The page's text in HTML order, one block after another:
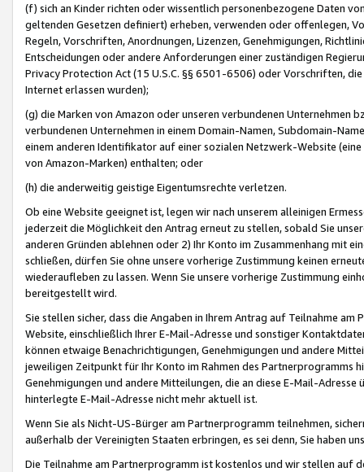
(f) sich an Kinder richten oder wissentlich personenbezogene Daten
geltenden Gesetzen definiert) erheben, verwenden oder offenlegen,
Regeln, Vorschriften, Anordnungen, Lizenzen, Genehmigungen,
Entscheidungen oder andere Anforderungen einer zuständigen
Privacy Protection Act (15 U.S.C. §§ 6501-6506) oder Vorschriften,
Internet erlassen wurden);
(g) die Marken von Amazon oder unseren verbundenen Unternehmen
verbundenen Unternehmen in einem Domain-Namen, Subdomain-
einem anderen Identifikator auf einer sozialen Netzwerk-Website
von Amazon-Marken) enthalten; oder
(h) die anderweitig geistige Eigentumsrechte verletzen.
Ob eine Website geeignet ist, legen wir nach unserem alleinigen
jederzeit die Möglichkeit den Antrag erneut zu stellen, sobald Sie
anderen Gründen ablehnen oder 2) Ihr Konto im Zusammenhang mit
schließen, dürfen Sie ohne unsere vorherige Zustimmung keinen
wiederaufleben zu lassen. Wenn Sie unsere vorherige Zustimmung
bereitgestellt wird.
Sie stellen sicher, dass die Angaben in Ihrem Antrag auf Teilnahme
Website, einschließlich Ihrer E-Mail-Adresse und sonstiger
können etwaige Benachrichtigungen, Genehmigungen und andere
jeweiligen Zeitpunkt für Ihr Konto im Rahmen des Partnerprogramms
Genehmigungen und andere Mitteilungen, die an diese E-Mail-
hinterlegte E-Mail-Adresse nicht mehr aktuell ist.
Wenn Sie als Nicht-US-Bürger am Partnerprogramm teilnehmen,
außerhalb der Vereinigten Staaten erbringen, es sei denn, Sie haben
Die Teilnahme am Partnerprogramm ist kostenlos und wir stellen auf